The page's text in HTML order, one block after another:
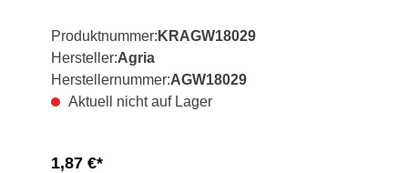
Produktnummer: KRAGW18029
Hersteller:Agria
Herstellernummer:AGW18029
Aktuell nicht auf Lager
1,87 €*